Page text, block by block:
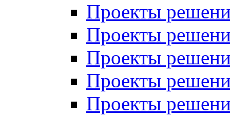
Проекты
Проекты
Проекты
Проекты
Проекты